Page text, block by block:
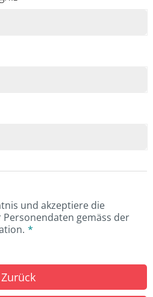
und akzeptiere die
gemäss der
Zurück